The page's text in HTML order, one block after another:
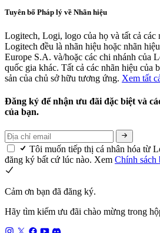
Tuyên bố Pháp lý về Nhãn hiệu
Logitech, Logi, logo của họ và tất cả các
Logitech đều là nhãn hiệu hoặc nhãn
Europe S.A. và/hoặc các chi nhánh của
quốc gia khác. Tất cả các nhãn hiệu của
sản của chủ sở hữu tương ứng. Xem tất
Đăng ký để nhận ưu đãi đặc biệt và
của bạn.
Tôi muốn tiếp thị cá nhân hóa từ
đăng ký bất cứ lúc nào. Xem Chính sách
Cảm ơn bạn đã đăng ký.
Hãy tìm kiếm ưu đãi chào mừng trong